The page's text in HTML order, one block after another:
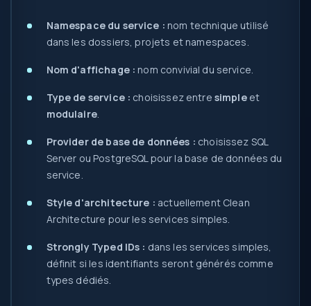
Namespace du service : nom technique utilisé
dans les dossiers, projets et namespaces.
Nom d'affichage : nom convivial du service.
Type de service : choisissez entre simpleet
modulaire.
Provider de base de données : choisissez SQL
Server ou PostgreSQL pour la base de données du
service.
Style d'architecture : actuellement Clean
Architecture pour les services simples.
Strongly Typed IDs : dans les services simples,
définit si les identifiants seront générés comme
types dédiés.